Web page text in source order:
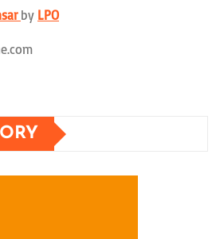
by LPO